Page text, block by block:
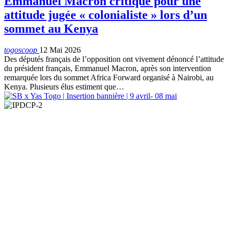
attitude jugée « colonialiste » lors d’un
sommet au Kenya
togoscoop 12 Mai 2026
Des députés français de l’opposition ont vivement dénoncé l’attitude
du président français, Emmanuel Macron, après son intervention
remarquée lors du sommet Africa Forward organisé à Nairobi, au
Kenya. Plusieurs élus estiment que…